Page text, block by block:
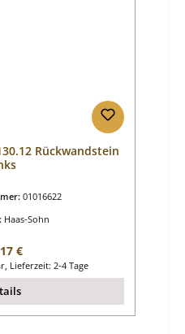
Rückwandstein
01016622
Haas-Sohn
Preis:
€
Lieferzeit: 2-4 Tage